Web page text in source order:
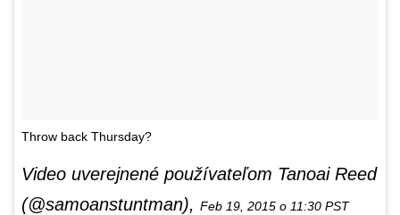
Throw back Thursday?
Video uverejnené používateľom Tanoai Reed
(@samoanstuntman), Feb 19, 2015 o 11:30 PST